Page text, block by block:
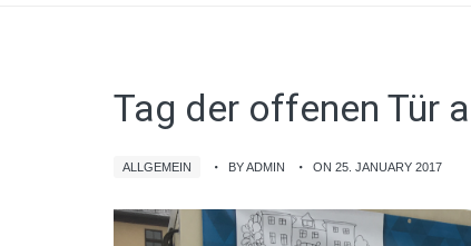
Tag der offenen Tür
ALLGEMEIN BY ADMIN ON 25. JANUARY 2017